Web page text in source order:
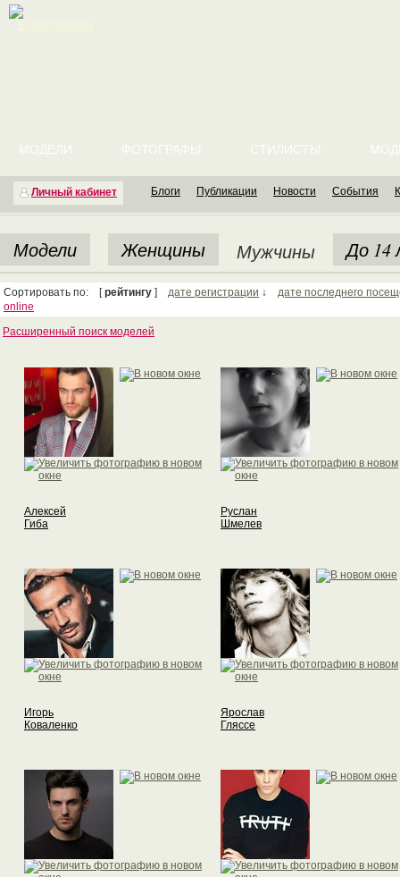
Личный кабинет
МОДЕЛИ ФОТОГРАФЫ СТИЛИСТЫ
Блоги Публикации Новости События
Модели Женщины Мужчины До 14
Сортировать по: [рейтингу ] дате регистрации ↓ дате последнего
online
Расширенный поиск моделей
Алексей
Гиба
Руслан
Шмелев
Игорь
Коваленко
Ярослав
Гляссе